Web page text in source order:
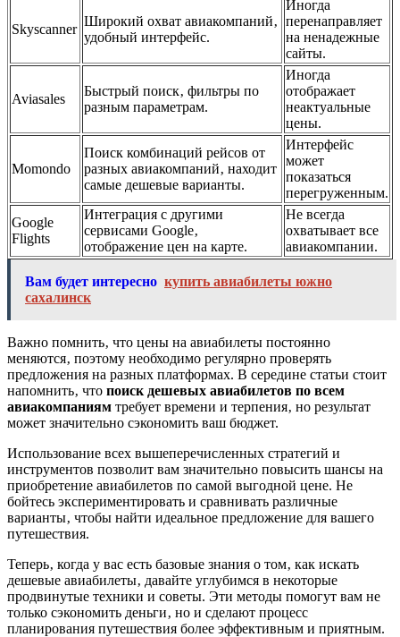
Skyscanner
Широкий охват авиакомпаний‚
удобный интерфейс.
Иногда
перенаправляет
на ненадежные
сайты.
Aviasales
Быстрый поиск‚ фильтры по
разным параметрам.
Иногда
отображает
неактуальные
цены.
Momondo
Поиск комбинаций рейсов от
разных авиакомпаний‚ находит
самые дешевые варианты.
Интерфейс
может
показаться
перегруженным.
Google
Flights
Интеграция с другими
сервисами Google‚
отображение цен на карте.
Не всегда
охватывает все
авиакомпании.
Вам будет интересно купить авиабилеты южно
сахалинск
Важно помнить‚ что цены на авиабилеты постоянно
меняются‚ поэтому необходимо регулярно проверять
предложения на разных платформах. В середине статьи стоит
напомнить‚ что поиск дешевых авиабилетов по всем
авиакомпаниям требует времени и терпения‚ но результат
может значительно сэкономить ваш бюджет.
Использование всех вышеперечисленных стратегий и
инструментов позволит вам значительно повысить шансы на
приобретение авиабилетов по самой выгодной цене. Не
бойтесь экспериментировать и сравнивать различные
варианты‚ чтобы найти идеальное предложение для вашего
путешествия.
Теперь‚ когда у вас есть базовые знания о том‚ как искать
дешевые авиабилеты‚ давайте углубимся в некоторые
продвинутые техники и советы. Эти методы помогут вам не
только сэкономить деньги‚ но и сделают процесс
планирования путешествия более эффективным и приятным.